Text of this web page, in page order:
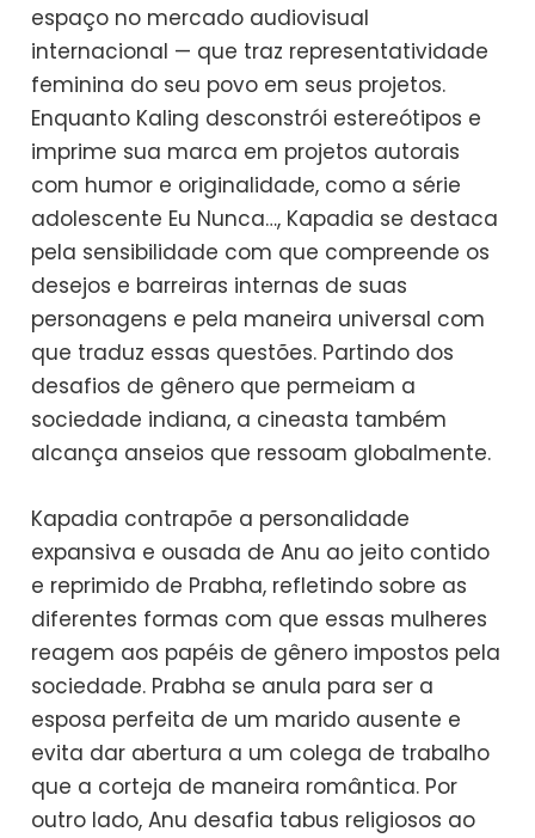
espaço no mercado audiovisual
internacional — que traz representatividade
feminina do seu povo em seus projetos.
Enquanto Kaling desconstrói estereótipos e
imprime sua marca em projetos autorais
com humor e originalidade, como a série
adolescente Eu Nunca…, Kapadia se destaca
pela sensibilidade com que compreende os
desejos e barreiras internas de suas
personagens e pela maneira universal com
que traduz essas questões. Partindo dos
desafios de gênero que permeiam a
sociedade indiana, a cineasta também
alcança anseios que ressoam globalmente.
Kapadia contrapõe a personalidade
expansiva e ousada de Anu ao jeito contido
e reprimido de Prabha, refletindo sobre as
diferentes formas com que essas mulheres
reagem aos papéis de gênero impostos pela
sociedade. Prabha se anula para ser a
esposa perfeita de um marido ausente e
evita dar abertura a um colega de trabalho
que a corteja de maneira romântica. Por
outro lado, Anu desafia tabus religiosos ao